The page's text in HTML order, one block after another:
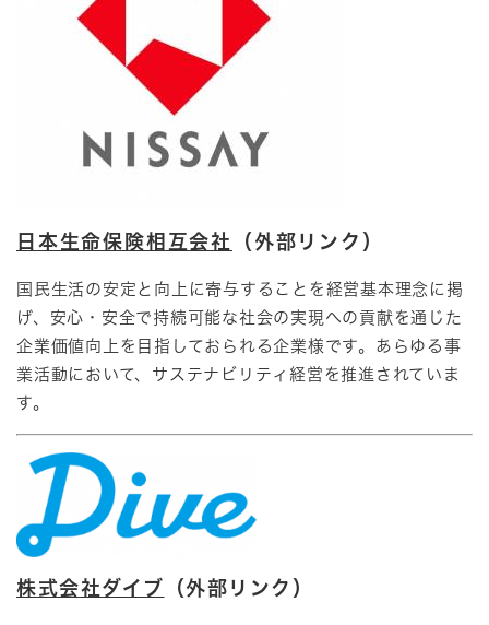
日本生命保険相互会社 （外部リンク）
国民生活の安定と向上に寄与することを経営基本理念に掲
げ、​安心・安全で持続可能な社会の実現への貢献を通じた
企業価値向上を目指しておられる企業様です。​あらゆる事
業活動において、サステナビリティ経営を推進されていま
す。​
株式会社ダイブ （外部リンク）